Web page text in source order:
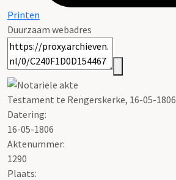
Printen
Duurzaam webadres
Testament te Rengerskerke, 16-05-1806
Datering:
16-05-1806
Aktenummer:
1290
Plaats: